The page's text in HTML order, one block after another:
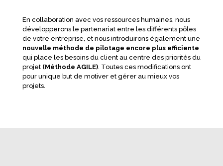
En collaboration avec vos ressources humaines, nous
développerons le partenariat entre les différents pôles
de votre entreprise, et nous introduirons également une
nouvelle méthode de pilotage encore plus efficiente
qui place les besoins du client au centre des priorités du
projet (Méthode AGILE). Toutes ces modifications ont
pour unique but de motiver et gérer au mieux vos
projets.